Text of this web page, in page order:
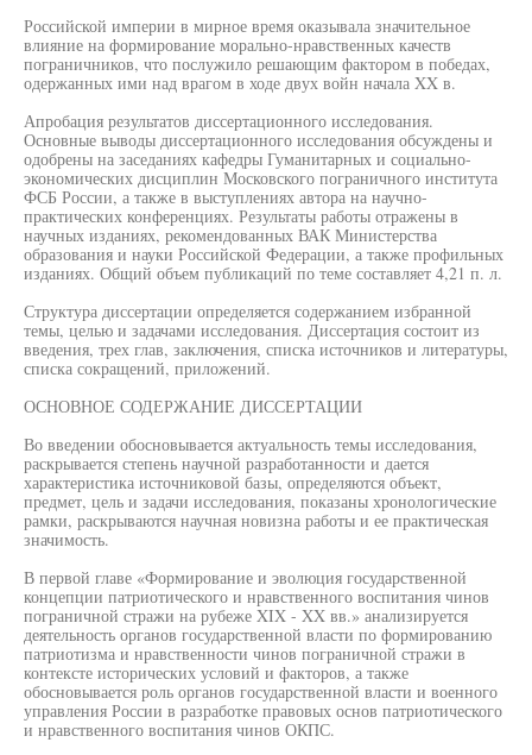
Российской империи в мирное время оказывала значительное
влияние на формирование морально-нравственных качеств
пограничников, что послужило решающим фактором в победах,
одержанных ими над врагом в ходе двух войн начала XX в.
Апробация результатов диссертационного исследования.
Основные выводы диссертационного исследования обсуждены и
одобрены на заседаниях кафедры Гуманитарных и социально-
экономических дисциплин Московского пограничного института
ФСБ России, а также в выступлениях автора на научно-
практических конференциях. Результаты работы отражены в
научных изданиях, рекомендованных ВАК Министерства
образования и науки Российской Федерации, а также профильных
изданиях. Общий объем публикаций по теме составляет 4,21 п. л.
Структура диссертации определяется содержанием избранной
темы, целью и задачами исследования. Диссертация состоит из
введения, трех глав, заключения, списка источников и литературы,
списка сокращений, приложений.
ОСНОВНОЕ СОДЕРЖАНИЕ ДИССЕРТАЦИИ
Во введении обосновывается актуальность темы исследования,
раскрывается степень научной разработанности и дается
характеристика источниковой базы, определяются объект,
предмет, цель и задачи исследования, показаны хронологические
рамки, раскрываются научная новизна работы и ее практическая
значимость.
В первой главе «Формирование и эволюция государственной
концепции патриотического и нравственного воспитания чинов
пограничной стражи на рубеже XIX - XX вв.» анализируется
деятельность органов государственной власти по формированию
патриотизма и нравственности чинов пограничной стражи в
контексте исторических условий и факторов, а также
обосновывается роль органов государственной власти и военного
управления России в разработке правовых основ патриотического
и нравственного воспитания чинов ОКПС.